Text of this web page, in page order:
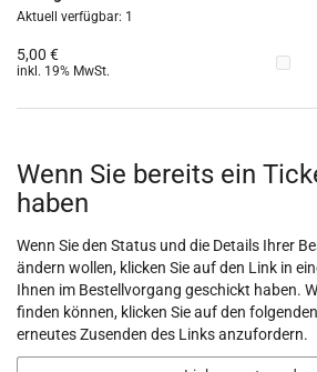
Aktuell verfügbar: 1
5,00 €
inkl. 19% MwSt.
Wenn Sie bereits ein
haben
Wenn Sie den Status und die Details Ihrer
ändern wollen, klicken Sie auf den Link in
Ihnen im Bestellvorgang geschickt haben.
finden können, klicken Sie auf den
erneutes Zusenden des Links anzufordern.